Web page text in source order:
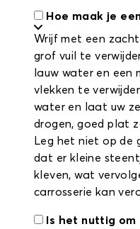
Hoe maak je
Wrijf met een
grof vuil te
lauw water en een
vlekken te
water en laat uw
drogen, goed plat
Leg het niet op de
dat er kleine
kleven, wat
carrosserie kan
Is het nuttig